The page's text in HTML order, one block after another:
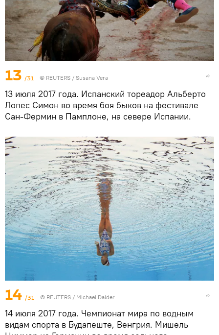
13 /31 © REUTERS / Susana Vera
13 июля 2017 года. Испанский тореадор Альберто
Лопес Симон во время боя быков на фестивале
Сан-Фермин в Памплоне, на севере Испании.
14 /31 © REUTERS / Michael Dalder
14 июля 2017 года. Чемпионат мира по водным
видам спорта в Будапеште, Венгрия. Мишель